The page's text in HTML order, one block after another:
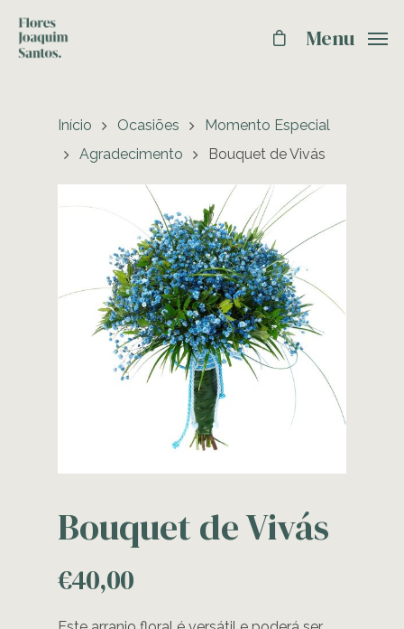
Menu
Início Ocasiões
Momento Especial
Agradecimento
Bouquet de Vivás
Bouquet de Vivás
€40,00